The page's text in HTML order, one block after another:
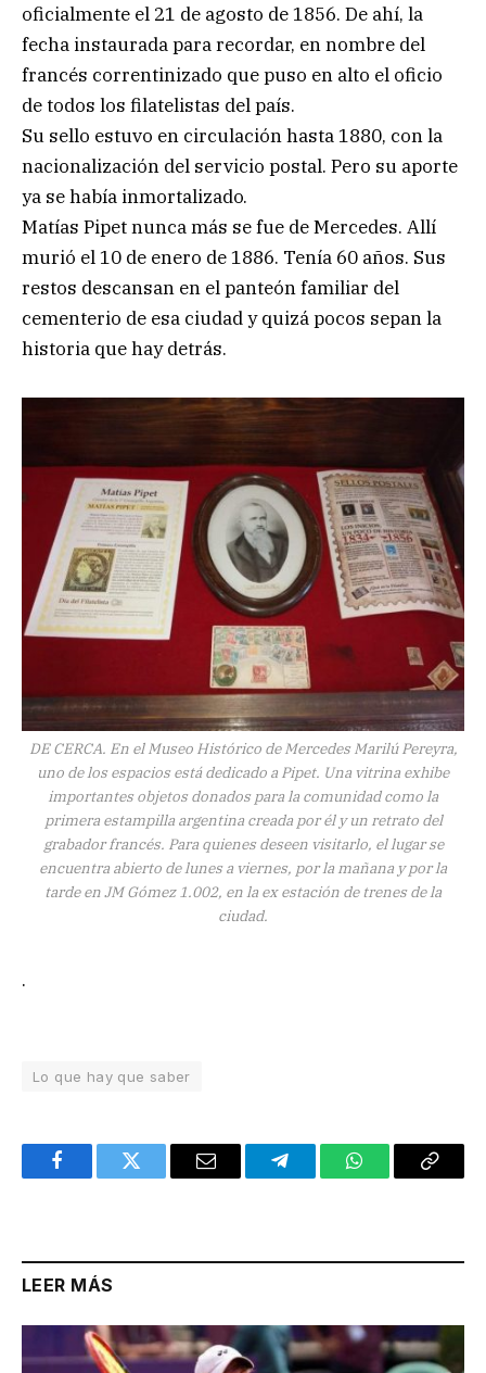
oficialmente el 21 de agosto de 1856. De ahí, la
fecha instaurada para recordar, en nombre del
francés correntinizado que puso en alto el oficio
de todos los filatelistas del país.
Su sello estuvo en circulación hasta 1880, con la
nacionalización del servicio postal. Pero su aporte
ya se había inmortalizado.
Matías Pipet nunca más se fue de Mercedes. Allí
murió el 10 de enero de 1886. Tenía 60 años. Sus
restos descansan en el panteón familiar del
cementerio de esa ciudad y quizá pocos sepan la
historia que hay detrás.
DE CERCA. En el Museo Histórico de Mercedes Marilú Pereyra,
uno de los espacios está dedicado a Pipet. Una vitrina exhibe
importantes objetos donados para la comunidad como la
primera estampilla argentina creada por él y un retrato del
grabador francés. Para quienes deseen visitarlo, el lugar se
encuentra abierto de lunes a viernes, por la mañana y por la
tarde en JM Gómez 1.002, en la ex estación de trenes de la
ciudad.
.
Lo que hay que saber
FacebookTwitter Email TelegramWhatsAppCopy
LEER MÁS